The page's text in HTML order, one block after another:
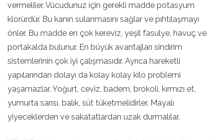
vermeliler. Vücudunuz için gerekli madde potasyum
klorürdür. Bu kanın sulanmasını sağlar ve pıhtılaşmayı
önler. Bu madde en çok kereviz, yeşil fasulye, havuç ve
portakalda bulunur. En büyük avantajları sindirim
sistemlerinin çok iyi çalışmasıdır. Ayrıca hareketli
yapılarından dolayı da kolay kolay kilo problemi
yaşamazlar. Yoğurt, ceviz, badem, brokoli, kırmızı et,
yumurta sarısı, balık, süt tüketmelidirler. Mayalı
yiyeceklerden ve sakatatlardan uzak durmalılar.